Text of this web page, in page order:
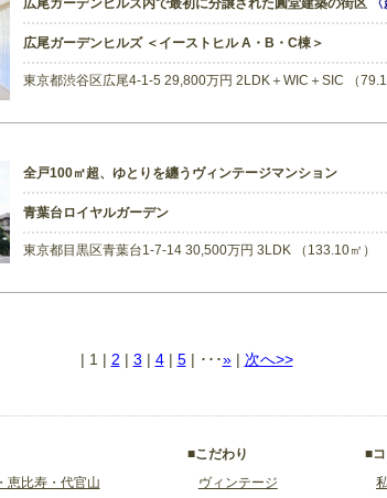
広尾ガーデンヒルズ内で最初に分譲された圓堂建築の街区
広尾ガーデンヒルズ ＜イーストヒル A・B・C棟＞
東京都渋谷区広尾4-1-5 29,800万円 2LDK＋WIC＋SIC （
全戸100㎡超、ゆとりを纏うヴィンテージマンション
青葉台ロイヤルガーデン
東京都目黒区青葉台1-7-14 30,500万円 3LDK （133.10㎡）
| 1 | 2 | 3 | 4| 5| ･･･»| 次へ>>
恵比寿・代官山
■こだわり
ヴィンテージ
■